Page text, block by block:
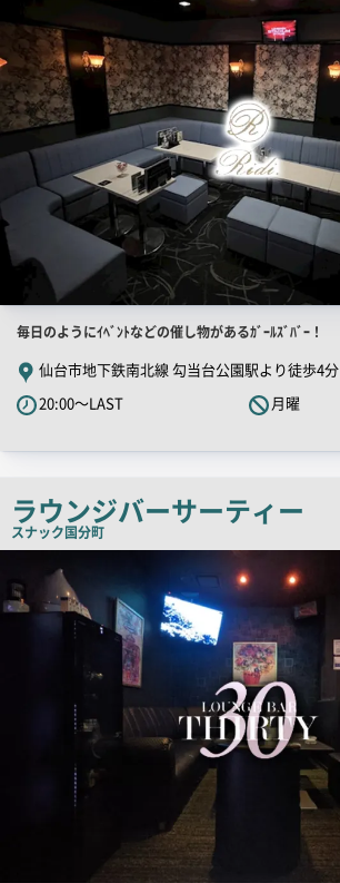
画
店
舗
PR
キ
コ
ピ
毎日のようにｲﾍﾞﾝﾄなどの催し物があるｶﾞｰﾙｽﾞﾊﾞｰ！
仙台市地下鉄南北線 勾当台公園駅より徒歩4分
20:00～LAST
月曜
ラウンジバーサーティー
スナック国分町
店
PR
画
像